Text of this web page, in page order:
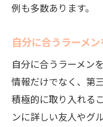
例も多数あります。
自分に合うラーメ
自分に合うラーメン
情報だけでなく、第
積極的に取り入れる
ンに詳しい友人やグ